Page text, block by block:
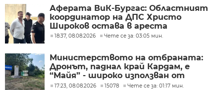
Аферата ВиК-Бургас: Областният
координатор на ДПС Христо
Широков остава в ареста
18:37, 08.08.2026 Чете се за: 03:05 мин.
Министерството на отбраната:
Дронът, паднал край Кардам, е
“Майя” - широко използван от
украинската армия
17:23, 08.08.2026 15078 Чете се за: 01:17 мин.